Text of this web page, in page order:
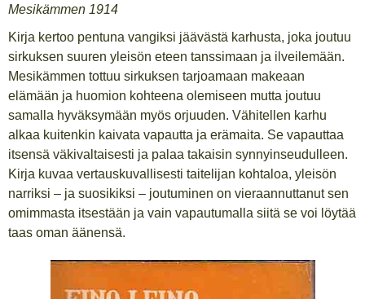
Mesikämmen 1914
Kirja kertoo pentuna vangiksi jäävästä karhusta, joka joutuu
sirkuksen suuren yleisön eteen tanssimaan ja ilveilemään.
Mesikämmen tottuu sirkuksen tarjoamaan makeaan
elämään ja huomion kohteena olemiseen mutta joutuu
samalla hyväksymään myös orjuuden. Vähitellen karhu
alkaa kuitenkin kaivata vapautta ja erämaita. Se vapauttaa
itsensä väkivaltaisesti ja palaa takaisin synnyinseudulleen.
Kirja kuvaa vertauskuvallisesti taitelijan kohtaloa, yleisön
narriksi – ja suosikiksi – joutuminen on vieraannuttanut sen
omimmasta itsestään ja vain vapautumalla siitä se voi löytää
taas oman äänensä.